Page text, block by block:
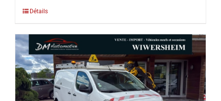
Détails